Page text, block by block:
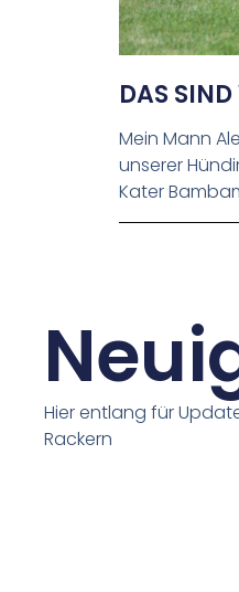
DAS
Mein Mann
unserer
Kater
Hier entlang für
Rackern